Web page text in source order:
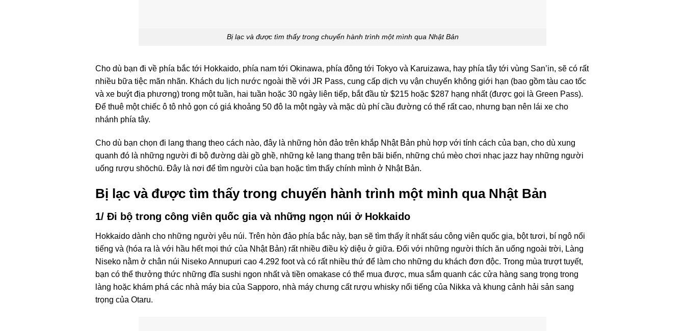
Bị lạc và được tìm thấy trong chuyến hành trình một mình qua Nhật Bản
Cho dù bạn đi về phía bắc tới Hokkaido, phía nam tới Okinawa, phía đông tới Tokyo và Karuizawa, hay phía tây tới vùng San’in, sẽ có rất
nhiều bữa tiệc mãn nhãn. Khách du lịch nước ngoài thề với JR Pass, cung cấp dịch vụ vận chuyển không giới hạn (bao gồm tàu cao tốc
và xe buýt địa phương) trong một tuần, hai tuần hoặc 30 ngày liên tiếp, bắt đầu từ $215 hoặc $287 hạng nhất (được gọi là Green Pass).
Để thuê một chiếc ô tô nhỏ gọn có giá khoảng 50 đô la một ngày và mặc dù phí cầu đường có thể rất cao, nhưng bạn nên lái xe cho
nhánh phía tây.
Cho dù bạn chọn đi lang thang theo cách nào, đây là những hòn đảo trên khắp Nhật Bản phù hợp với tính cách của bạn, cho dù xung
quanh đó là những người đi bộ đường dài gồ ghề, những kẻ lang thang trên bãi biển, những chú mèo chơi nhạc jazz hay những người
uống rượu shōchū. Đây là nơi để tìm người của bạn hoặc tìm thấy chính mình ở Nhật Bản.
Bị lạc và được tìm thấy trong chuyến hành trình một mình qua Nhật Bản
1/ Đi bộ trong công viên quốc gia và những ngọn núi ở Hokkaido
Hokkaido dành cho những người yêu núi. Trên hòn đảo phía bắc này, bạn sẽ tìm thấy ít nhất sáu công viên quốc gia, bột tươi, bí ngô nổi
tiếng và (hóa ra là với hầu hết mọi thứ của Nhật Bản) rất nhiều điều kỳ diệu ở giữa. Đối với những người thích ăn uống ngoài trời, Làng
Niseko nằm ở chân núi Niseko Annupuri cao 4.292 foot và có rất nhiều thứ để làm cho những du khách đơn độc. Trong mùa trượt tuyết,
bạn có thể thưởng thức những đĩa sushi ngon nhất và tiền omakase có thể mua được, mua sắm quanh các cửa hàng sang trọng trong
làng hoặc khám phá các nhà máy bia của Sapporo, nhà máy chưng cất rượu whisky nổi tiếng của Nikka và khung cảnh hải sản sang
trọng của Otaru.